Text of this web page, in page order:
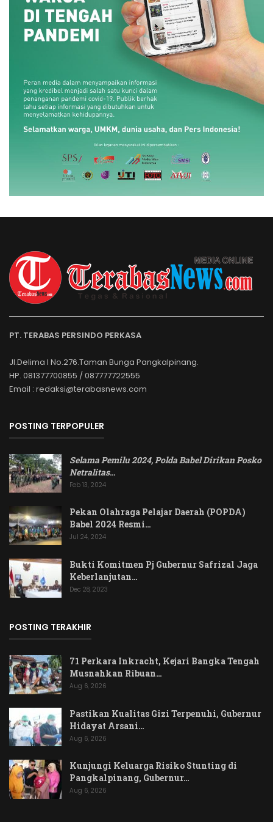
PT. TERABAS PERSINDO PERKASA
Jl.Delima I No.276.Taman Bunga Pangkalpinang.
HP. 081377700855 / 087777722555
Email : redaksi@terabasnews.com
POSTING TERPOPULER
Selama Pemilu 2024, Polda Babel Dirikan Posko
Netralitas…
Feb 13, 2024
Pekan Olahraga Pelajar Daerah (POPDA)
Babel 2024 Resmi…
Jul 24, 2024
Bukti Komitmen Pj Gubernur Safrizal Jaga
Keberlanjutan…
Dec 28, 2023
POSTING TERAKHIR
71 Perkara Inkracht, Kejari Bangka Tengah
Musnahkan Ribuan…
Aug 6, 2026
Pastikan Kualitas Gizi Terpenuhi, Gubernur
Hidayat Arsani…
Aug 6, 2026
Kunjungi Keluarga Risiko Stunting di
Pangkalpinang, Gubernur…
Aug 6, 2026